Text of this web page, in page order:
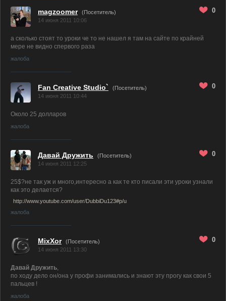
magzoomer
(Посетитель)
14 июня 2011 10:06
0
а сколько стоят то уроки че то не нашел я там на сайте по крайней
мере не видно спервого раза
жалоба
Fan Creative Studio`
(Посетитель)
14 июня 2011 10:44
0
Около 25 долларов
жалоба
Давай Дружить
(Посетитель)
14 июня 2011 12:25
0
25$?не так уж и много,интересно а как те кто писали эти уроки узнали
как это делается?
http://www.youtube.com/user/DubbiDu123#p/u
жалоба
MixXor
(Посетитель)
14 июня 2011 13:30
0
Давай Дружить,
по ходу дело он/она у профи занимались и знают эту прогу как свои 5
пальцев !
жалоба